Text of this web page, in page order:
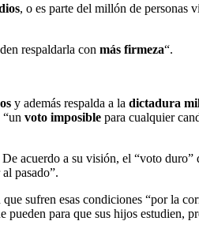
, o es parte del millón de personas
respaldarla con más firmeza“.
y además respalda a la dictadura
voto imposible para cualquier
De acuerdo a su visión, el “voto duro”
pasado”.
sufren esas condiciones “por la
para que sus hijos estudien,